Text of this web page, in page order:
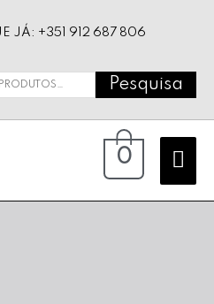
JÁ: +351 912 687 806
Pesquisa
0